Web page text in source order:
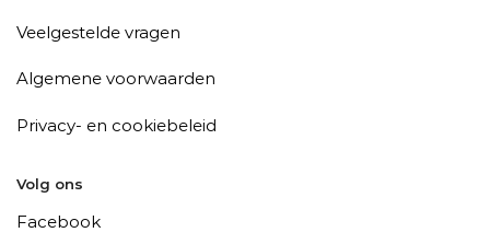
Veelgestelde vragen
Algemene voorwaarden
Privacy- en cookiebeleid
Volg ons
Facebook